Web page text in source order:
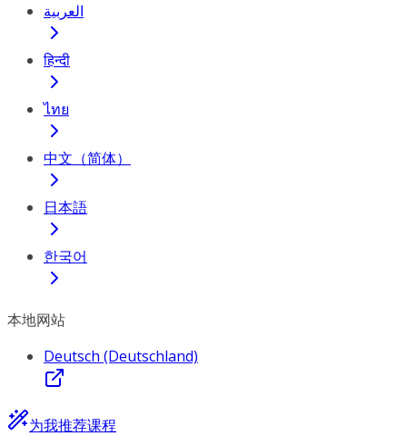
العربية
हिन्दी
ไทย
中文（简体）
日本語
한국어
本地网站
Deutsch (Deutschland)
为我推荐课程